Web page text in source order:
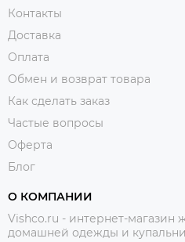
Контакты
Доставка
Оплата
Обмен и возврат товара
Как сделать заказ
Частые вопросы
Оферта
Блог
О КОМПАНИИ
Vishco.ru - интернет-магазин
домашней одежды и